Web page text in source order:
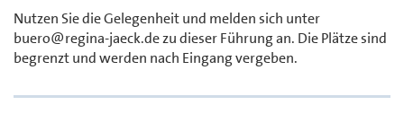
Nutzen Sie die Gelegenheit und melden sich unter
buero@regina-jaeck.de zu dieser Führung an. Die Plätze sind
begrenzt und werden nach Eingang vergeben.